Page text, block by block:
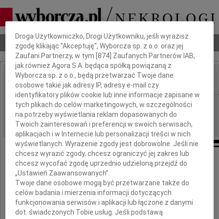
Nekrologi Odeszli Poradnik pogrzebowy
IMIĘ I NAZWISKO:
REGION: Rzeszów
DATA EMISJI: 20.12.2012
Drogiej Koleżance
Ani Buczek
Dbamy o Twoją prywatność
Droga Użytkowniczko, Drogi Użytkowniku, jeśli wyrazisz
zgodę klikając "Akceptuję", Wyborcza sp. z o.o. oraz jej
Zaufani Partnerzy, w tym [874 ] Zaufanych Partnerów IAB,
jak również Agora S.A. będąca spółką powiązaną z
Wyborcza sp. z o.o., będą przetwarzać Twoje dane
osobowe takie jak adresy IP, adresy e-mail czy
identyfikatory plików cookie lub inne informacje zapisane w
tych plikach do celów marketingowych, w szczególności
na potrzeby wyświetlania reklam dopasowanych do
Twoich zainteresowań i preferencji w swoich serwisach,
aplikacjach i w Internecie lub personalizacji treści w nich
wyświetlanych. Wyrażenie zgody jest dobrowolne. Jeśli nie
chcesz wyrazić zgody, chcesz ograniczyć jej zakres lub
chcesz wycofać zgodę uprzednio udzieloną przejdź do
„Ustawień Zaawansowanych”.
Twoje dane osobowe mogą być przetwarzane także do
celów badania i mierzenia informacji dotyczących
funkcjonowania serwisów i aplikacji lub łączone z danymi
dot. świadczonych Tobie usług. Jeśli podstawą